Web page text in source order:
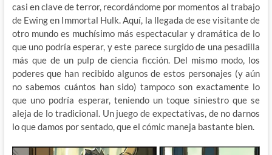
casi en clave de terror, recordándome por momentos al trabajo
de Ewing en Immortal Hulk. Aquí, la llegada de ese visitante de
otro mundo es muchísimo más espectacular y dramática de lo
que uno podría esperar, y este parece surgido de una pesadilla
más que de un pulp de ciencia ficción. Del mismo modo, los
poderes que han recibido algunos de estos personajes (y aún
no sabemos cuántos han sido) tampoco son exactamente lo
que uno podría esperar, teniendo un toque siniestro que se
aleja de lo tradicional. Un juego de expectativas, de no darnos
lo que damos por sentado, que el cómic maneja bastante bien.